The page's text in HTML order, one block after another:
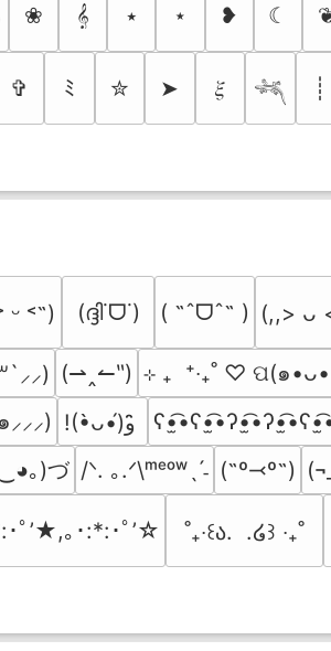
❀ 𝄞 ⭑ ⋆ ❥ ☾
✞ ﾐ ✮ ➤ 𝜉 𓆈 ┊
ᵕ ˂˶) (ദ്ദി˙ᗜ˙) ( ˶ˆᗜˆ˵ ) (,,> ᴗ
(⇀‸↼‶) ⊹ ₊  ⁺‧₊˚ ♡ ପ(๑
⸝⸝⸝)
｡)づ /ᐠ. ｡.ᐟ\ᵐᵉᵒʷˎˊ˗ (˶º⤙º˶)
ﾟ’★,｡･:*:･ﾟ’☆ ˚₊‧꒰ა.  .໒꒱ ‧₊˚